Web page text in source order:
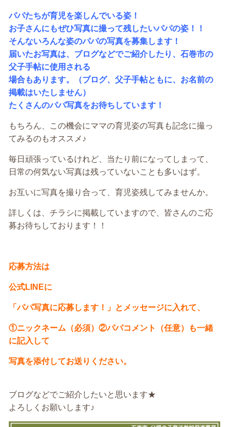
パパたちが育児を楽しんでいる姿！
お子さんにもぜひ写真に撮って残したいパパの姿！！
そんないろんな姿のパパの写真を募集します！
届いたお写真は、ブログなどでご紹介したり、石巻市の
父子手帖に使用される
場合もあります。（ブログ、父子手帖ともに、お名前の
掲載はいたしません）
たくさんのパパ写真をお待ちしています！
もちろん、この機会にママの育児姿の写真も記念に撮っ
てみるのもオススメ♪
毎日頑張っているけれど、当たり前になってしまって、
日常の何気ない写真は残っていないことも多いはず。
お互いに写真を撮り合って、育児姿残してみませんか。
詳しくは、チラシに掲載していますので、皆さんのご応
募お待ちしております！！
応募方法は
公式LINEに
「パパ写真に応募します！」とメッセージに入れて、
①ニックネーム（必須）②パパコメント（任意）も一緒
に記入して
写真を添付してお送りください。
ブログなどでご紹介したいと思います★
よろしくお願いします♪